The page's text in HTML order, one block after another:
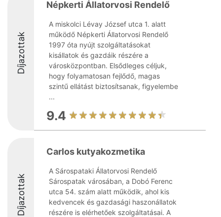
Díjazottak
Népkerti Állatorvosi Rendelő
A miskolci Lévay József utca 1. alatt
működő Népkerti Állatorvosi Rendelő
1997 óta nyújt szolgáltatásokat
kisállatok és gazdáik részére a
városközpontban. Elsődleges céljuk,
hogy folyamatosan fejlődő, magas
szintű ellátást biztosítsanak, figyelembe
...
9.4
Díjazottak
Carlos kutyakozmetika
A Sárospataki Állatorvosi Rendelő
Sárospatak városában, a Dobó Ferenc
utca 54. szám alatt működik, ahol kis
kedvencek és gazdasági haszonállatok
részére is elérhetőek szolgáltatásai. A